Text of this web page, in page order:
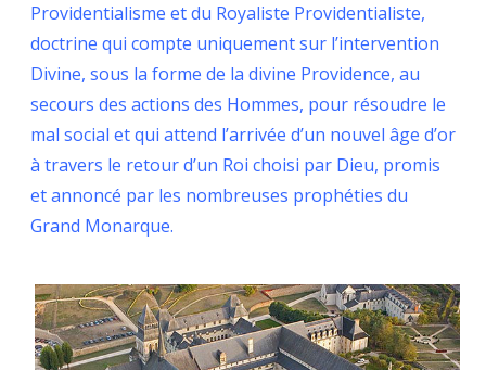
Providentialisme et du Royaliste Providentialiste,
doctrine qui compte uniquement sur l’intervention
Divine, sous la forme de la divine Providence, au
secours des actions des Hommes, pour résoudre le
mal social et qui attend l’arrivée d’un nouvel âge d’or
à travers le retour d’un Roi choisi par Dieu, promis
et annoncé par les nombreuses prophéties du
Grand Monarque.